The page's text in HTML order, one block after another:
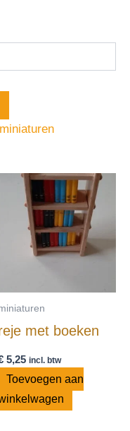
miniaturen
met boeken
5,25 incl. btw
Toevoegen aan